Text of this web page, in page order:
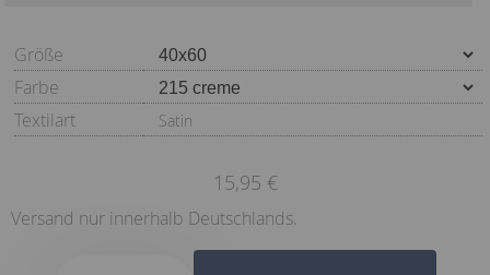
Größe
Farbe
Textilart
Satin
15,95 €
Versand nur innerhalb Deutschlands.